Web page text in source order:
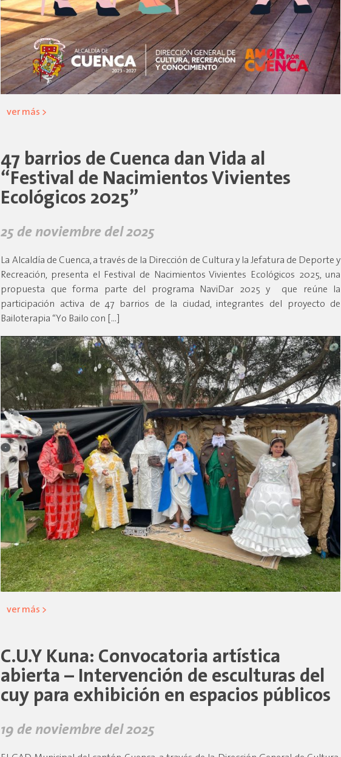
ver más >
47 barrios de Cuenca dan Vida al
“Festival de Nacimientos Vivientes
Ecológicos 2025”
25 de noviembre del 2025
La Alcaldía de Cuenca, a través de la Dirección de Cultura y la Jefatura de Deporte y
Recreación, presenta el Festival de Nacimientos Vivientes Ecológicos 2025, una
propuesta que forma parte del programa NaviDar 2025 y que reúne la
participación activa de 47 barrios de la ciudad, integrantes del proyecto de
Bailoterapia “Yo Bailo con […]
ver más >
C.U.Y Kuna: Convocatoria artística
abierta – Intervención de esculturas del
cuy para exhibición en espacios públicos
19 de noviembre del 2025